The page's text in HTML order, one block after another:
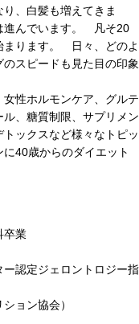
、白髪も増えてきま
進んでいます。 凡そ20
まります。 日々、どのよ
スピードも見た目の印象
性ホルモンケア、グルテ
、糖質制限、サプリメン
ックスなど様々なトピッ
40歳からのダイエット
卒業
認定ジェロントロジー指
ョン協会）